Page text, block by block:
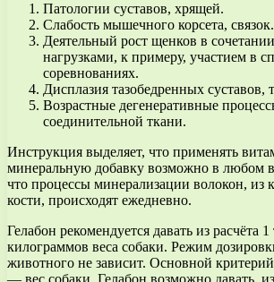
Патологии суставов, хрящей.
Слабость мышечного корсета, связок.
Деятельный рост щенков в
нагрузками, к примеру, участием в
соревнованиях.
Дисплазия тазобедренных суставов,
Возрастные дегенеративные
соединительной ткани.
Инструкция выделяет, что применять
минеральную добавку возможно в любом
что процессы минерализации волокон, из
кости, происходят ежедневно.
Гелабон рекомендуется давать из расчёта 1
килограммов веса собаки. Режим
животного не зависит. Основной